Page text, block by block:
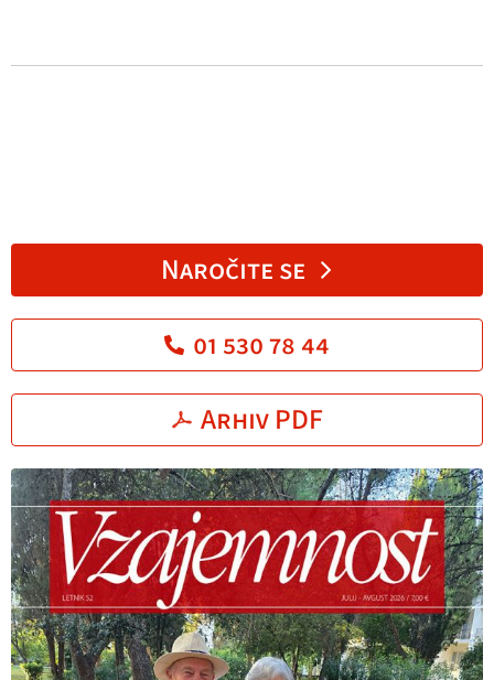
Naročite se
01 530 78 44
Arhiv PDF